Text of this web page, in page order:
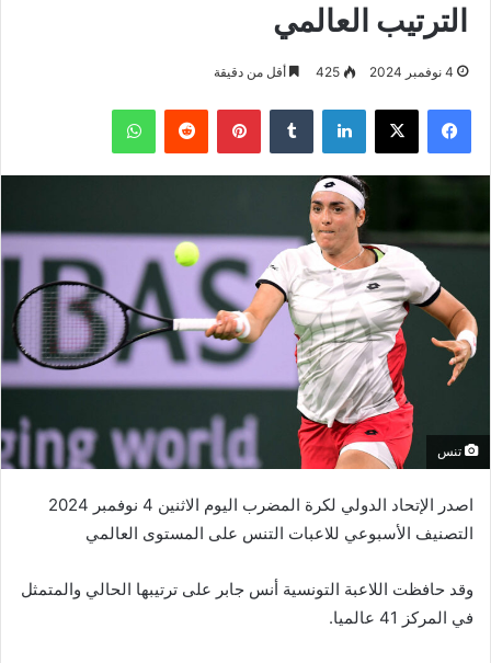
الترتيب العالمي
4 نوفمبر 2024 425 أقل من دقيقة
فيسبوك ‫X لينكدإن بينتيريست واتساب
تنس
اصدر الإتحاد الدولي لكرة المضرب اليوم الاثنين 4 نوفمبر 2024
التصنيف الأسبوعي للاعبات التنس على المستوى العالمي
وقد حافظت اللاعبة التونسية أنس جابر على ترتيبها الحالي والمتمثل
في المركز 41 عالميا.